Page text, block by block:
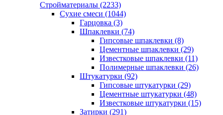
Стройматериалы (2233)
Сухие смеси (1044)
Гарцовка (3)
Шпаклевки (74)
Гипсовые шпаклевки (8)
Цементные шпаклевки (29)
Известковые шпаклевки (11)
Полимерные шпаклевки (26)
Штукатурки (92)
Гипсовые штукатурки (29)
Цементные штукатурки (48)
Известковые штукатурки (15)
Затирки (291)